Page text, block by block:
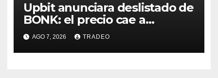
Upbit anunciara deslistado de
BONK: el precio cae a
mínimos 3 años
AGO 7, 2026 TRADEO